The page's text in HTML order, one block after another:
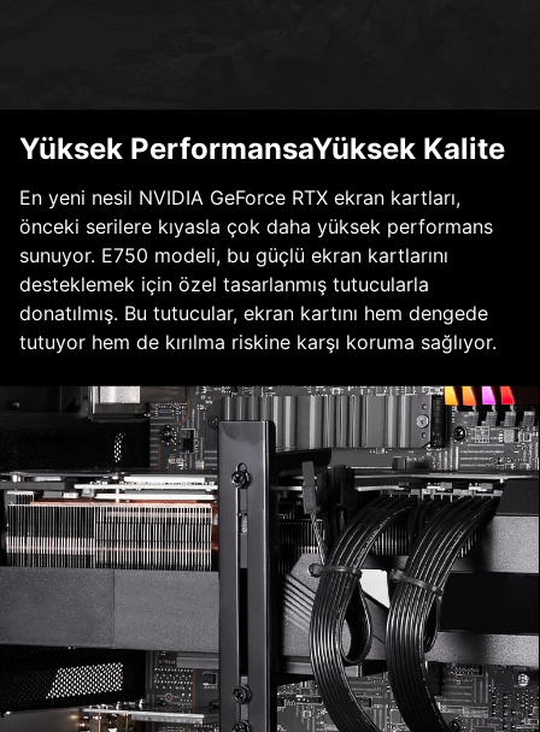
Yüksek PerformansaYüksek Kalite
En yeni nesil NVIDIA GeForce RTX ekran kartları,
önceki serilere kıyasla çok daha yüksek performans
sunuyor. E750 modeli, bu güçlü ekran kartlarını
desteklemek için özel tasarlanmış tutucularla
donatılmış. Bu tutucular, ekran kartını hem dengede
tutuyor hem de kırılma riskine karşı koruma sağlıyor.